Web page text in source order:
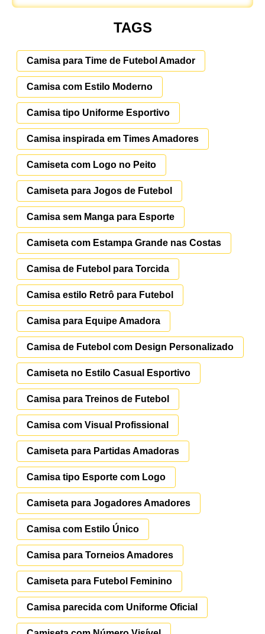
TAGS
Camisa para Time de Futebol Amador
Camisa com Estilo Moderno
Camisa tipo Uniforme Esportivo
Camisa inspirada em Times Amadores
Camiseta com Logo no Peito
Camiseta para Jogos de Futebol
Camisa sem Manga para Esporte
Camiseta com Estampa Grande nas Costas
Camisa de Futebol para Torcida
Camisa estilo Retrô para Futebol
Camisa para Equipe Amadora
Camisa de Futebol com Design Personalizado
Camiseta no Estilo Casual Esportivo
Camisa para Treinos de Futebol
Camisa com Visual Profissional
Camiseta para Partidas Amadoras
Camisa tipo Esporte com Logo
Camiseta para Jogadores Amadores
Camisa com Estilo Único
Camisa para Torneios Amadores
Camiseta para Futebol Feminino
Camisa parecida com Uniforme Oficial